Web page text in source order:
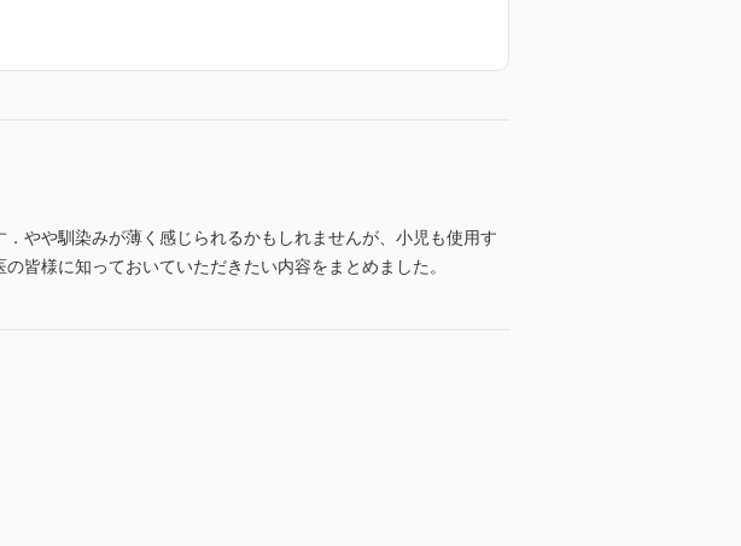
やや馴染みが薄く感じられるかもしれませんが、小児も使用す
皆様に知っておいていただきたい内容をまとめました。